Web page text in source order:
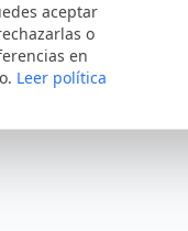
aceptar
o
en
Leer política